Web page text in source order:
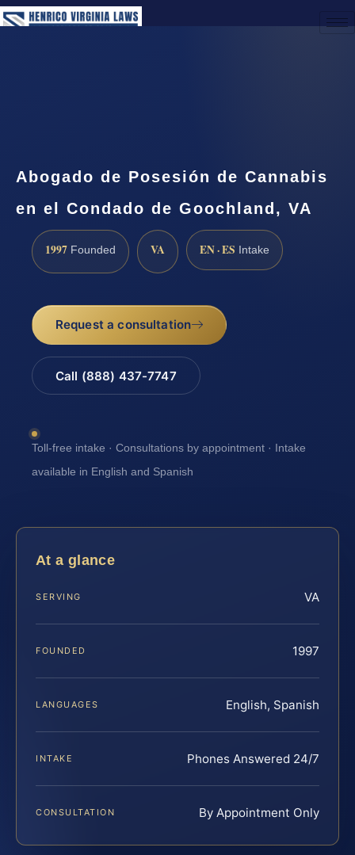
Abogado de Posesión de Cannabis
en el Condado de Goochland, VA
1997 Founded VA EN · ES Intake
Request a consultation
Call (888) 437-7747
Toll-free intake · Consultations by appointment · Intake
available in English and Spanish
At a glance
SERVING VA
FOUNDED 1997
LANGUAGES English, Spanish
INTAKE Phones Answered 24/7
CONSULTATION By Appointment Only